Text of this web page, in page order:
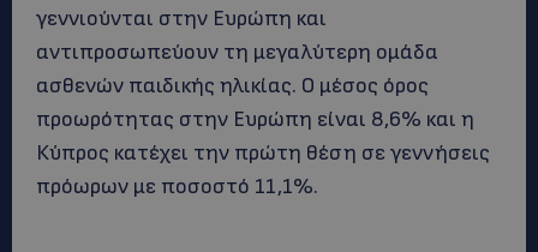
γεννιούνται στην Ευρώπη και
αντιπροσωπεύουν τη μεγαλύτερη ομάδα
ασθενών παιδικής ηλικίας. Ο μέσος όρος
προωρότητας στην Ευρώπη είναι 8,6% και η
Κύπρος κατέχει την πρώτη θέση σε γεννήσεις
πρόωρων με ποσοστό 11,1%.